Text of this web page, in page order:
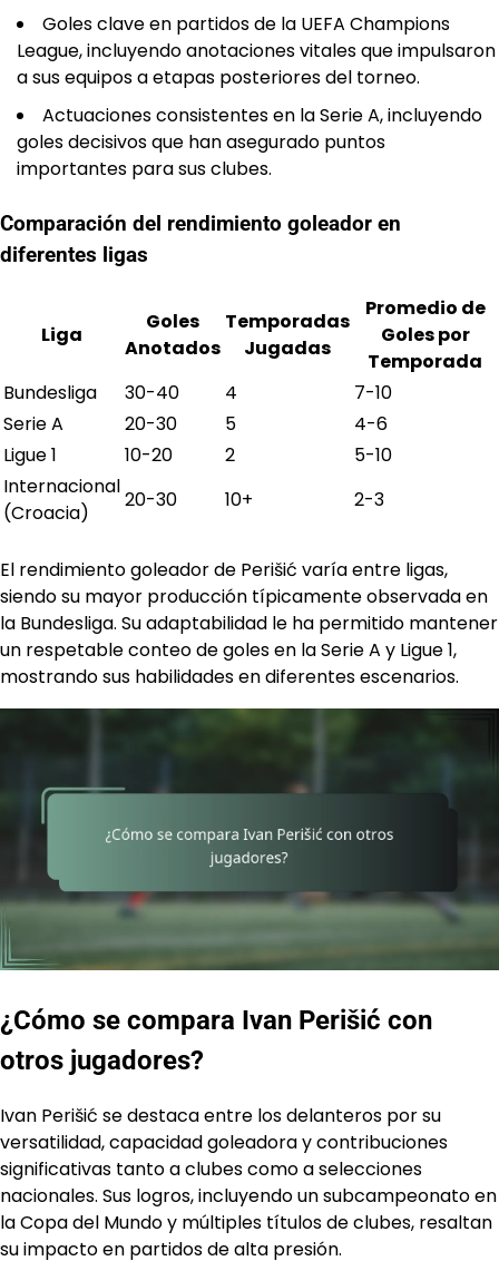
Goles clave en partidos de la UEFA Champions
League, incluyendo anotaciones vitales que impulsaron
a sus equipos a etapas posteriores del torneo.
Actuaciones consistentes en la Serie A, incluyendo
goles decisivos que han asegurado puntos
importantes para sus clubes.
Comparación del rendimiento goleador en
diferentes ligas
Liga
Goles
Anotados
Temporadas
Jugadas
Promedio de
Goles por
Temporada
Bundesliga
30-40 4
7-10
Serie A
20-30 5
4-6
Ligue 1
10-20 2
5-10
Internacional
(Croacia)
20-30 10+ 2-3
El rendimiento goleador de Perišić varía entre ligas,
siendo su mayor producción típicamente observada en
la Bundesliga. Su adaptabilidad le ha permitido mantener
un respetable conteo de goles en la Serie A y Ligue 1,
mostrando sus habilidades en diferentes escenarios.
¿Cómo se compara Ivan Perišić con
otros jugadores?
Ivan Perišić se destaca entre los delanteros por su
versatilidad, capacidad goleadora y contribuciones
significativas tanto a clubes como a selecciones
nacionales. Sus logros, incluyendo un subcampeonato en
la Copa del Mundo y múltiples títulos de clubes, resaltan
su impacto en partidos de alta presión.